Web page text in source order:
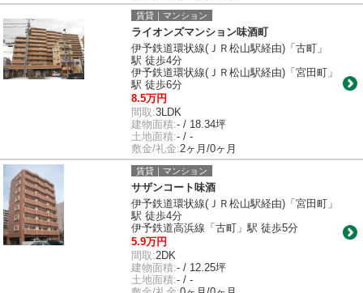
賃貸｜マンション
ライオンズマンション味酒町
伊予鉄道環状線(ＪＲ松山駅経由)「古町」
駅 徒歩4分
伊予鉄道環状線(ＪＲ松山駅経由)「宮田町」
駅 徒歩6分
8.5万円
間取:3LDK
建物面積:- / 18.34坪
土地面積:- / -
敷金/礼金:2ヶ月/0ヶ月
賃貸｜マンション
サザンコート味酒
伊予鉄道環状線(ＪＲ松山駅経由)「宮田町」
駅 徒歩4分
伊予鉄道高浜線「古町」駅 徒歩5分
5.9万円
間取:2DK
建物面積:- / 12.25坪
土地面積:- / -